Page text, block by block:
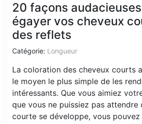
20 façons
égayer vos cheveux
des reflets
Catégorie: Longueur
La coloration des cheveux courts
le moyen le plus simple de les
intéressants. Que vous aimiez
que vous ne puissiez pas
courte se développe, vous